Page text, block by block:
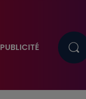
PUBLICITÉ